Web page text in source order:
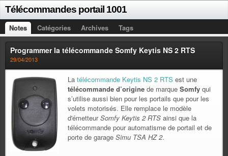
Télécommandes portail 1001
Notes Catégories Archives Tags
Programmer la télécommande Somfy Keytis NS 2 RTS
29/04/2013
Latélécommande Keytis NS 2 RTS est une
télécommande d’origine de marqueSomfy qui
s’utilise aussi bien pour les portails que pour les
volets motorisés. Elle remplace le modèle
d'émetteurSomfy Keytis 2 RTS ainsi que la
télécommande pour automatisme de portail et de
porte de garageSimu TSA HZ 2.